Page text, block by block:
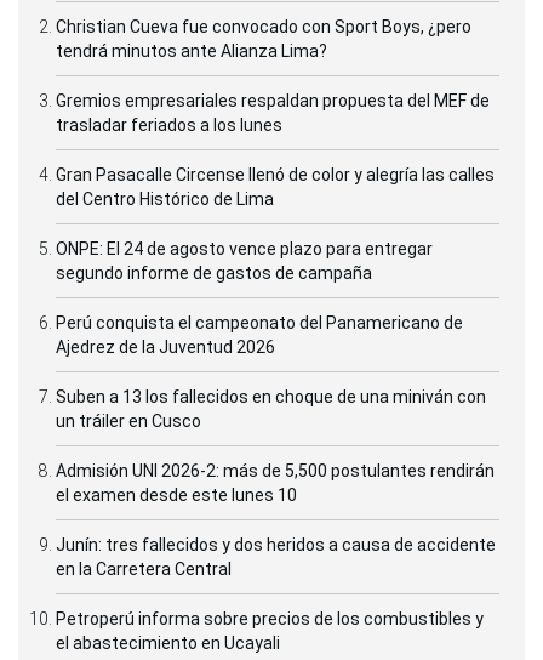
Christian Cueva fue convocado con Sport Boys, ¿pero
tendrá minutos ante Alianza Lima?
Gremios empresariales respaldan propuesta del MEF de
trasladar feriados a los lunes
Gran Pasacalle Circense llenó de color y alegría las calles
del Centro Histórico de Lima
ONPE: El 24 de agosto vence plazo para entregar
segundo informe de gastos de campaña
Perú conquista el campeonato del Panamericano de
Ajedrez de la Juventud 2026
Suben a 13 los fallecidos en choque de una miniván con
un tráiler en Cusco
Admisión UNI 2026-2: más de 5,500 postulantes rendirán
el examen desde este lunes 10
Junín: tres fallecidos y dos heridos a causa de accidente
en la Carretera Central
Petroperú informa sobre precios de los combustibles y
el abastecimiento en Ucayali